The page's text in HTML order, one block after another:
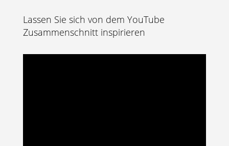
Lassen Sie sich von dem YouTube
Zusammenschnitt inspirieren